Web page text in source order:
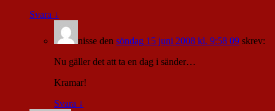
Svara ↓
nisse den söndag 15 juni 2008 kl. 9:58 09 skrev:
Nu gäller det att ta en dag i sänder…
Kramar!
Svara ↓